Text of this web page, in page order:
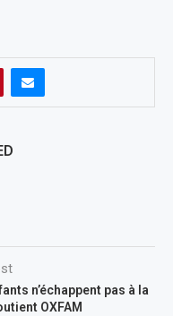
n’échappent pas à la
OXFAM